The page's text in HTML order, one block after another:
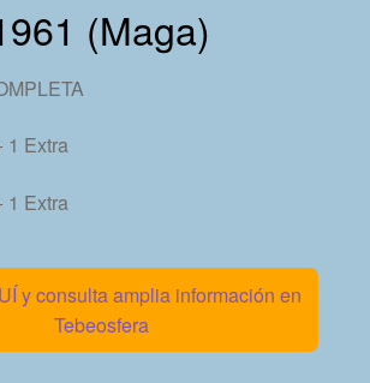
(Maga)
1 Extra
1 Extra
y consulta amplia información en
Tebeosfera